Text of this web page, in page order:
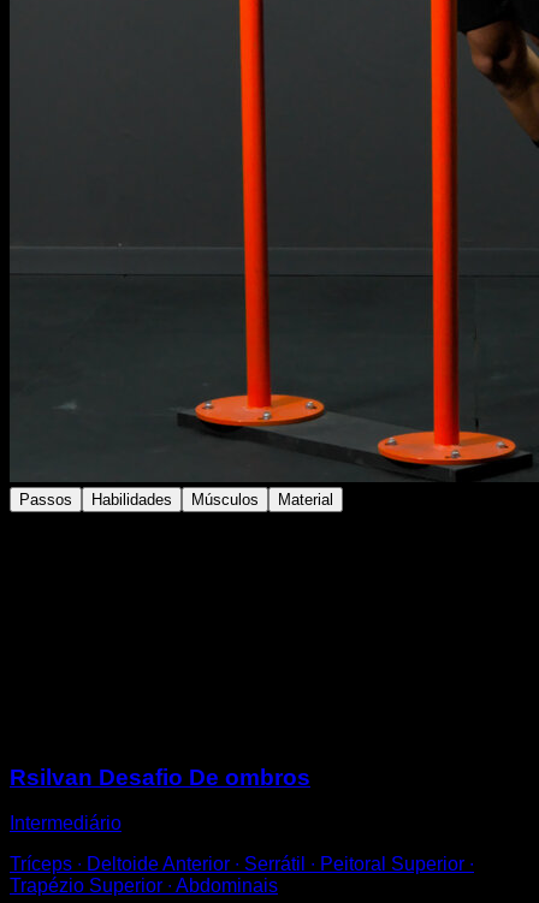
Passos Habilidades Músculos Material
Rsilvan Desafio De ombros
Intermediário
Tríceps ∙ Deltoide Anterior ∙ Serrátil ∙ Peitoral Superior ∙
Trapézio Superior ∙ Abdominais